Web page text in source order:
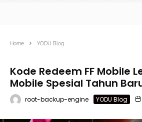
Home YODU Blog
Kode Redeem FF Mobile
Mobile Spesial Tahun
root-backup-engine YODU Blog